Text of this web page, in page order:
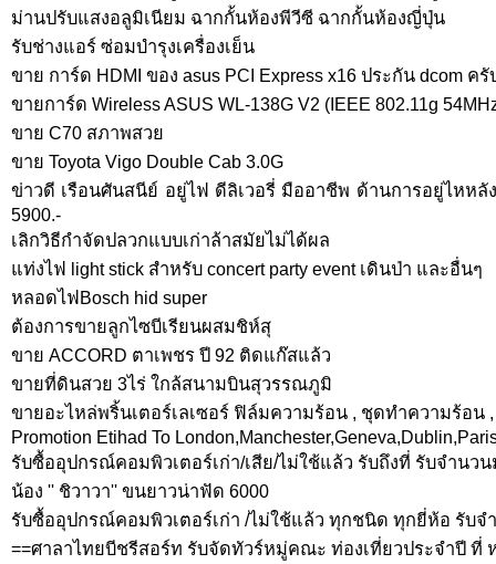
ม่านปรับแสงอลูมิเนียม ฉากกั้นห้องพีวีซี ฉากกั้นห้องญี่ปุ่น
รับช่างแอร์ ซ่อมบำรุงเครื่องเย็น
ขาย การ์ด HDMI ของ asus PCI Express x16 ประกัน dcom ครั
ขายการ์ด Wireless ASUS WL-138G V2 (IEEE 802.11g
ขาย C70 สภาพสวย
ขาย Toyota Vigo Double Cab 3.0G
ข่าวดี เรือนศันสนีย์ อยู่ไฟ ดีลิเวอรี่ มืออาชีพ ด้านการอยู่ไหหลั
5900.-
เลิกวิธีกำจัดปลวกแบบเก่าล้าสมัยไม่ได้ผล
แท่งไฟ light stick สำหรับ concert party event เดินป่า และอื่นๆ
หลอดไฟBosch hid super
ต้องการขายลูกไซบีเรียนผสมชิห์สุ
ขาย ACCORD ตาเพชร ปี 92 ติดแก๊สแล้ว
ขายที่ดินสวย 3ไร่ ใกล้สนามบินสุวรรณภูมิ
ขายอะไหล่พริ้นเตอร์เลเซอร์ ฟิล์มความร้อน , ชุดทำความร้อน
Promotion Etihad To
รับซื้ออุปกรณ์คอมพิวเตอร์เก่า/เสีย/ไม่ใช้แล้ว รับถึงที่ รับจำนว
น้อง '' ชิวาวา'' ขนยาวน่าฟัด 6000
รับซื้ออุปกรณ์คอมพิวเตอร์เก่า /ไม่ใช้แล้ว ทุกชนิด ทุกยี่ห้อ รับจ
==ศาลาไทยบีชรีสอร์ท รับจัดทัวร์หมู่คณะ ท่องเที่ยวประจำปี ที่ 